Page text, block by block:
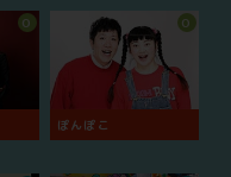
O
ぽんぽこ
O